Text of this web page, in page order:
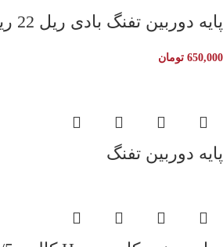
پایه دوربین تفنگ بادی ریل 22 رینگ 30
650,000 تومان
پایه دوربین تفنگ